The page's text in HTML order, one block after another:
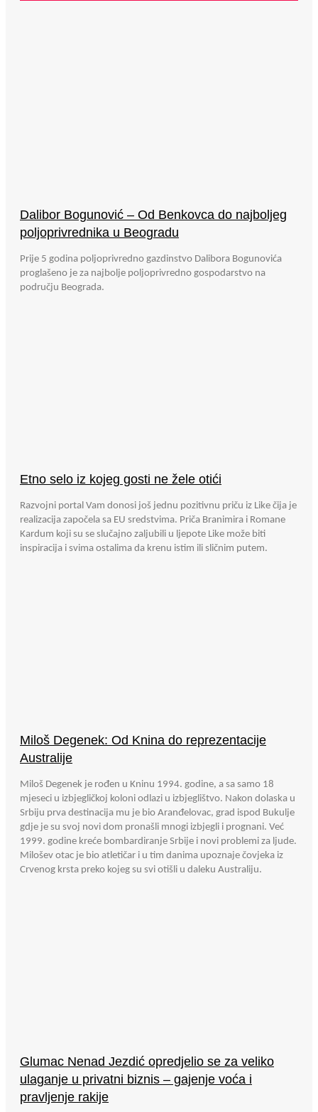
Dalibor Bogunović – Od Benkovca do najboljeg
poljoprivrednika u Beogradu
Prije 5 godina poljoprivredno gazdinstvo Dalibora Bogunovića
proglašeno je za najbolje poljoprivredno gospodarstvo na
području Beograda.
Etno selo iz kojeg gosti ne žele otići
Razvojni portal Vam donosi još jednu pozitivnu priču iz Like čija je
realizacija započela sa EU sredstvima. Priča Branimira i Romane
Kardum koji su se slučajno zaljubili u ljepote Like može biti
inspiracija i svima ostalima da krenu istim ili sličnim putem.
Miloš Degenek: Od Knina do reprezentacije
Australije
Miloš Degenek je rođen u Kninu 1994. godine, a sa samo 18
mjeseci u izbjegličkoj koloni odlazi u izbjeglištvo. Nakon dolaska u
Srbiju prva destinacija mu je bio Aranđelovac, grad ispod Bukulje
gdje je su svoj novi dom pronašli mnogi izbjegli i prognani. Već
1999. godine kreće bombardiranje Srbije i novi problemi za ljude.
Milošev otac je bio atletičar i u tim danima upoznaje čovjeka iz
Crvenog krsta preko kojeg su svi otišli u daleku Australiju.
Glumac Nenad Jezdić opredjelio se za veliko
ulaganje u privatni biznis – gajenje voća i
pravljenje rakije